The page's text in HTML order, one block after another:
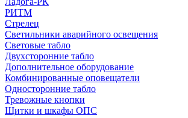
РИТМ
Стрелец
Светильники аварийного освещения
Световые табло
Двухсторонние табло
Дополнительное оборудование
Комбинированные оповещатели
Односторонние табло
Тревожные кнопки
Щитки и шкафы ОПС